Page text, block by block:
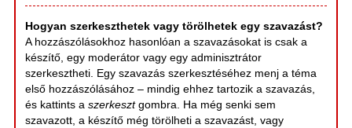
Hogyan szerkeszthetek vagy törölhetek egy szavazást?
A hozzászólásokhoz hasonlóan a szavazásokat is csak a
készítő, egy moderátor vagy egy adminisztrátor
szerkesztheti. Egy szavazás szerkesztéséhez menj a téma
első hozzászólásához – mindig ehhez tartozik a szavazás,
és kattints a szerkesztgombra. Ha még senki sem
szavazott, a készítő még törölheti a szavazást, vagy